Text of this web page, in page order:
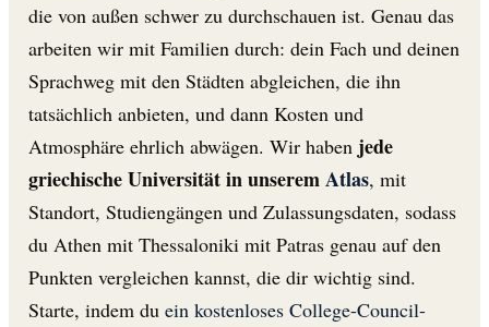
die von außen schwer zu durchschauen ist. Genau das
arbeiten wir mit Familien durch: dein Fach und deinen
Sprachweg mit den Städten abgleichen, die ihn
tatsächlich anbieten, und dann Kosten und
Atmosphäre ehrlich abwägen. Wir haben jede
griechische Universität in unseremAtlas, mit
Standort, Studiengängen und Zulassungsdaten, sodass
du Athen mit Thessaloniki mit Patras genau auf den
Punkten vergleichen kannst, die dir wichtig sind.
Starte, indem du ein kostenloses College-Council-